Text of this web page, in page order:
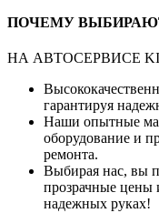
ПОЧЕМУ
НА АВТОСЕРВИСЕ KIV
гарантируя
Наши опытные
оборудование и
ремонта.
Выбирая нас, вы
прозрачные цены
надежных руках!